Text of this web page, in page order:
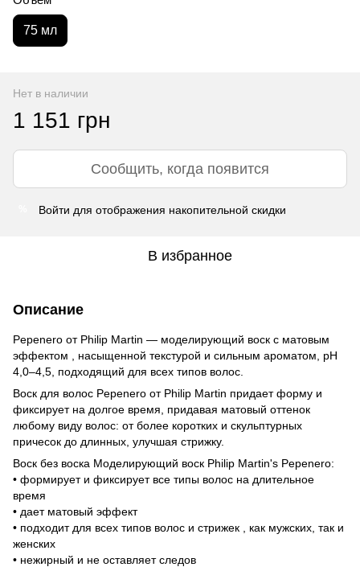
75 мл
Нет в наличии
1 151 грн
Сообщить, когда появится
Войти для отображения накопительной скидки
В избранное
Описание
Pepenero от Philip Martin — моделирующий воск с матовым
эффектом , насыщенной текстурой и сильным ароматом, pH
4,0–4,5, подходящий для всех типов волос.
Воск для волос Pepenero от Philip Martin придает форму и
фиксирует на долгое время, придавая матовый оттенок
любому виду волос: от более коротких и скульптурных
причесок до длинных, улучшая стрижку.
Воск без воска Моделирующий воск Philip Martin's Pepenero:
• формирует и фиксирует все типы волос на длительное
время
• дает матовый эффект
• подходит для всех типов волос и стрижек , как мужских, так и
женских
• нежирный и не оставляет следов